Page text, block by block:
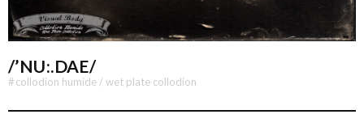
/’NU:.DAE/
#collodion humide / wet plate collodion